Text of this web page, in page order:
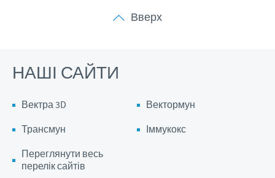
Вверх
НАШІ САЙТИ
Вектра 3D
Вектормун
Трансмун
Іммукокс
Переглянути весь
перелік сайтів